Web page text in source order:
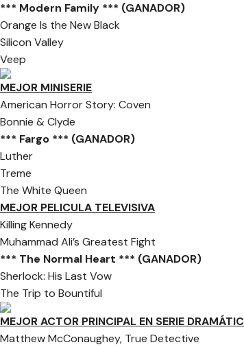
*** Modern Family *** (GANADOR)
Orange Is the New Black
Silicon Valley
Veep
MEJOR MINISERIE
American Horror Story: Coven
Bonnie & Clyde
*** Fargo *** (GANADOR)
Luther
Treme
The White Queen
MEJOR PELICULA TELEVISIVA
Killing Kennedy
Muhammad Ali’s Greatest Fight
*** The Normal Heart *** (GANADOR)
Sherlock: His Last Vow
The Trip to Bountiful
MEJOR ACTOR PRINCIPAL EN SERIE
Matthew McConaughey, True Detective